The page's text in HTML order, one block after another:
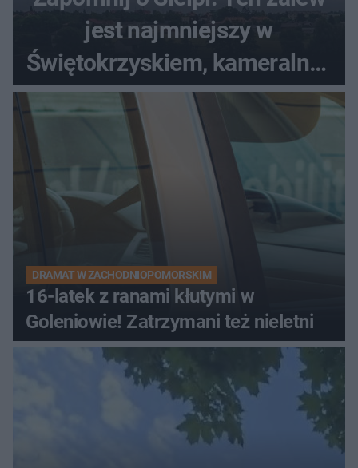
jest najmniejszy w
Świętokrzyskiem, kameralny i
bez tłumów
DRAMAT W ZACHODNIOPOMORSKIM
16-latek z ranami kłutymi w
Goleniowie! Zatrzymani też nieletni